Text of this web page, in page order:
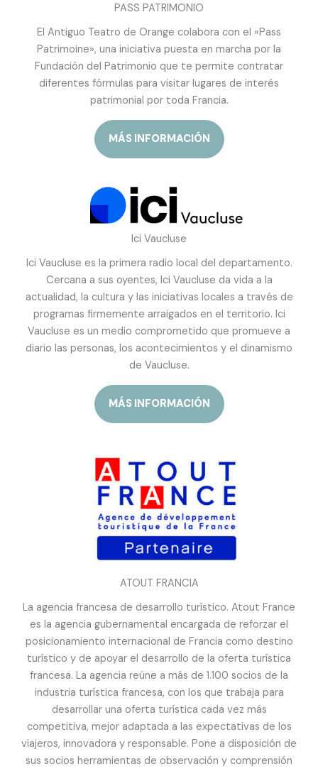
PASS PATRIMONIO
El Antiguo Teatro de Orange colabora con el «Pass
Patrimoine», una iniciativa puesta en marcha por la
Fundación del Patrimonio que te permite contratar
diferentes fórmulas para visitar lugares de interés
patrimonial por toda Francia.
MÁS INFORMACIÓN
Ici Vaucluse
Ici Vaucluse es la primera radio local del departamento.
Cercana a sus oyentes, Ici Vaucluse da vida a la
actualidad, la cultura y las iniciativas locales a través de
programas firmemente arraigados en el territorio. Ici
Vaucluse es un medio comprometido que promueve a
diario las personas, los acontecimientos y el dinamismo
de Vaucluse.
MÁS INFORMACIÓN
ATOUT FRANCIA
La agencia francesa de desarrollo turístico. Atout France
es la agencia gubernamental encargada de reforzar el
posicionamiento internacional de Francia como destino
turístico y de apoyar el desarrollo de la oferta turística
francesa. La agencia reúne a más de 1.100 socios de la
industria turística francesa, con los que trabaja para
desarrollar una oferta turística cada vez más
competitiva, mejor adaptada a las expectativas de los
viajeros, innovadora y responsable. Pone a disposición de
sus socios herramientas de observación y comprensión